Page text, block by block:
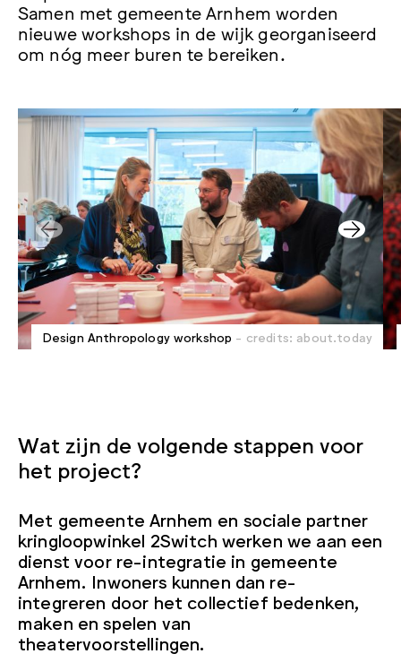
Samen met gemeente Arnhem worden
nieuwe workshops in de wijk georganiseerd
om nóg meer buren te bereiken.
Design Anthropology workshop - credits: about.today
Wat zijn de volgende stappen voor
het project?
Met gemeente Arnhem en sociale partner
kringloopwinkel 2Switch werken we aan een
dienst voor re-integratie in gemeente
Arnhem. Inwoners kunnen dan re-
integreren door het collectief bedenken,
maken en spelen van
theatervoorstellingen.